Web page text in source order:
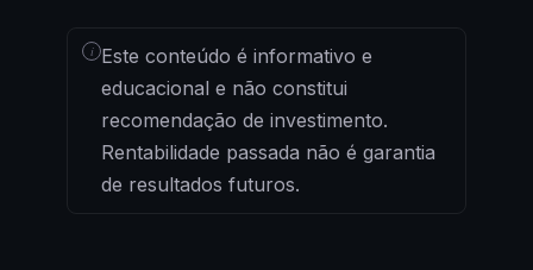
i Este conteúdo é informativo e
educacional e não constitui
recomendação de investimento.
Rentabilidade passada não é garantia
de resultados futuros.